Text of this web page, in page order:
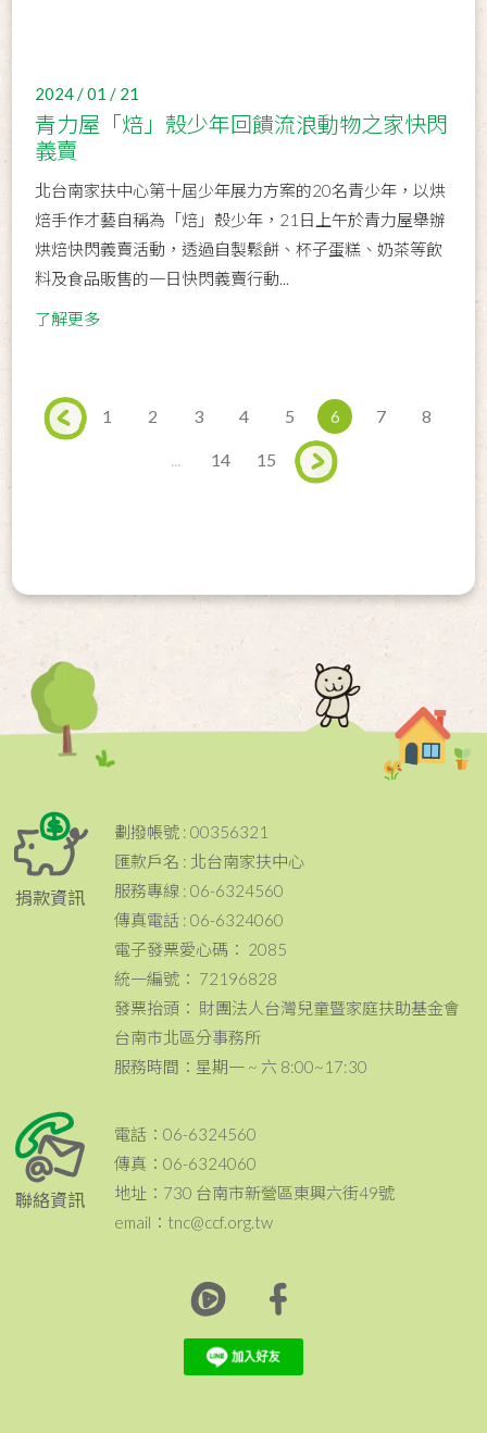
2024 / 01 / 21
青力屋「焙」殼少年回饋流浪動物之家快閃
義賣
北台南家扶中心第十屆少年展力方案的20名青少年，以烘
焙手作才藝自稱為「焙」殼少年，21日上午於青力屋舉辦
烘焙快閃義賣活動，透過自製鬆餅、杯子蛋糕、奶茶等飲
料及食品販售的一日快閃義賣行動...
了解更多
1 2 3 4 5 6 7 8
... 14 15
捐款資訊
劃撥帳號 : 00356321
匯款戶名 : 北台南家扶中心
服務專線 : 06-6324560
傳真電話 : 06-6324060
電子發票愛心碼： 2085
統一編號： 72196828
發票抬頭： 財團法人台灣兒童暨家庭扶助基金會
台南市北區分事務所
服務時間：星期一 ~ 六 8:00~17:30
聯絡資訊
電話：06-6324560
傳真：06-6324060
地址：730 台南市新營區東興六街49號
email：tnc@ccf.org.tw